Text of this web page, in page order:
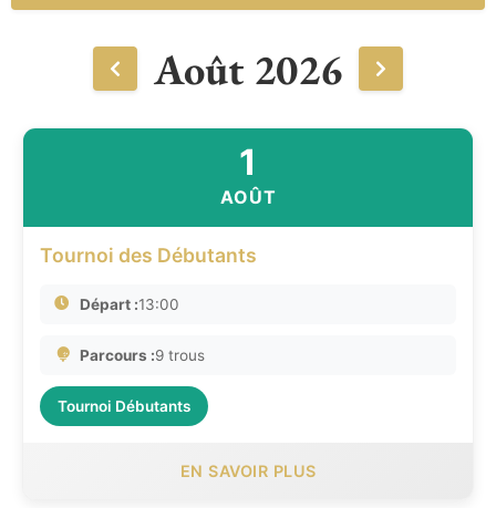
Août 2026
1
AOÛT
Tournoi des Débutants
Départ :13:00
Parcours :9 trous
Tournoi Débutants
EN SAVOIR PLUS